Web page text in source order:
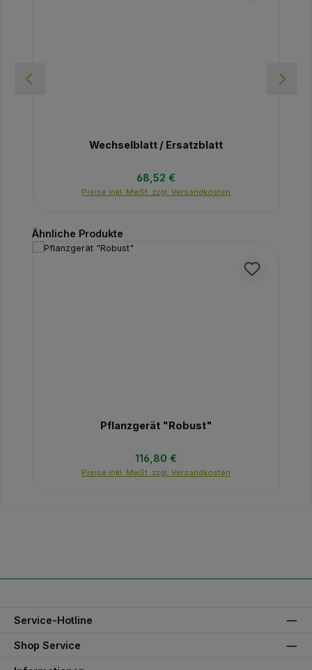
Wechselblatt / Ersatzblatt
Regulärer Preis:
68,52 €
Preise inkl. MwSt. zzgl. Versandkosten
Produktgalerie überspringen
Ähnliche Produkte
Pflanzgerät "Robust"
Regulärer Preis:
116,80 €
Preise inkl. MwSt. zzgl. Versandkosten
Service-Hotline
Shop Service